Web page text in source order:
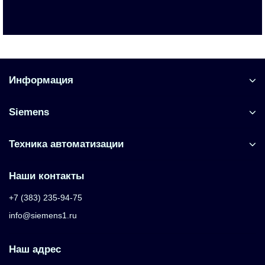
Информация
Siemens
Техника автоматизации
Наши контакты
+7 (383) 235-94-75
info@siemens1.ru
Наш адрес